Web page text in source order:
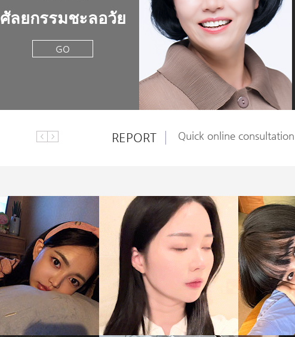
ศัลยกรรมชะลอวัย
GO
REPORT
Quick online consultation
Quick online consultation
Quick online consultation